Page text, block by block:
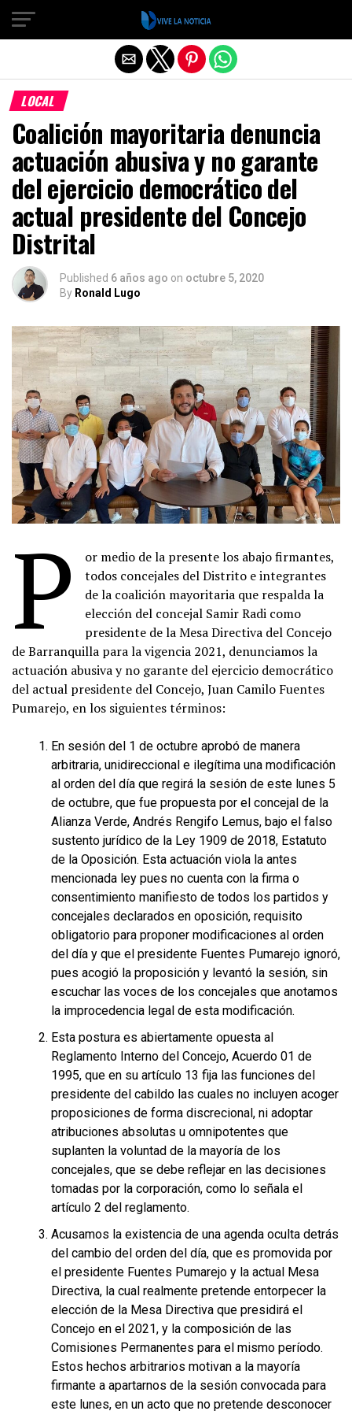
LOCAL
Coalición mayoritaria denuncia
actuación abusiva y no garante
del ejercicio democrático del
actual presidente del Concejo
Distrital
Published 6 años ago on octubre 5, 2020
By Ronald Lugo
P
or medio de la presente los abajo firmantes,
todos concejales del Distrito e integrantes
de la coalición mayoritaria que respalda la
elección del concejal Samir Radi como
presidente de la Mesa Directiva del Concejo
de Barranquilla para la vigencia 2021, denunciamos la
actuación abusiva y no garante del ejercicio democrático
del actual presidente del Concejo, Juan Camilo Fuentes
Pumarejo, en los siguientes términos:
En sesión del 1 de octubre aprobó de manera
arbitraria, unidireccional e ilegítima una modificación
al orden del día que regirá la sesión de este lunes 5
de octubre, que fue propuesta por el concejal de la
Alianza Verde, Andrés Rengifo Lemus, bajo el falso
sustento jurídico de la Ley 1909 de 2018, Estatuto
de la Oposición. Esta actuación viola la antes
mencionada ley pues no cuenta con la firma o
consentimiento manifiesto de todos los partidos y
concejales declarados en oposición, requisito
obligatorio para proponer modificaciones al orden
del día y que el presidente Fuentes Pumarejo ignoró,
pues acogió la proposición y levantó la sesión, sin
escuchar las voces de los concejales que anotamos
la improcedencia legal de esta modificación.
Esta postura es abiertamente opuesta al
Reglamento Interno del Concejo, Acuerdo 01 de
1995, que en su artículo 13 fija las funciones del
presidente del cabildo las cuales no incluyen acoger
proposiciones de forma discrecional, ni adoptar
atribuciones absolutas u omnipotentes que
suplanten la voluntad de la mayoría de los
concejales, que se debe reflejar en las decisiones
tomadas por la corporación, como lo señala el
artículo 2 del reglamento.
Acusamos la existencia de una agenda oculta detrás
del cambio del orden del día, que es promovida por
el presidente Fuentes Pumarejo y la actual Mesa
Directiva, la cual realmente pretende entorpecer la
elección de la Mesa Directiva que presidirá el
Concejo en el 2021, y la composición de las
Comisiones Permanentes para el mismo período.
Estos hechos arbitrarios motivan a la mayoría
firmante a apartarnos de la sesión convocada para
este lunes, en un acto que no pretende desconocer
Salir de la versión móvil